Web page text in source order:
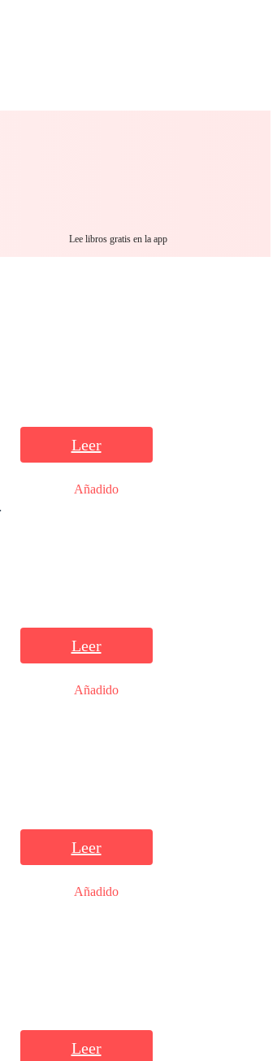
Lee libros gratis en la app
Leer
Añadido
Leer
Añadido
Leer
Añadido
Leer